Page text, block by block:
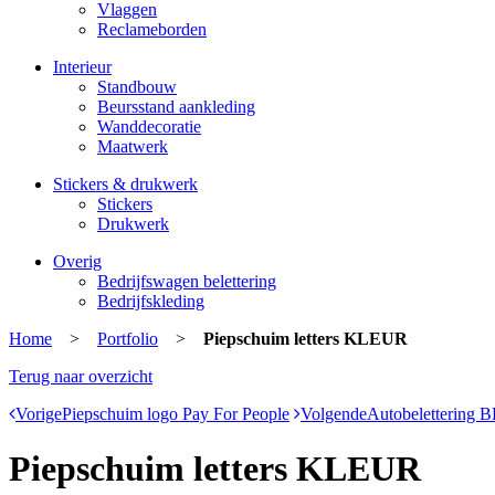
Vlaggen
Reclameborden
Interieur
Standbouw
Beursstand aankleding
Wanddecoratie
Maatwerk
Stickers & drukwerk
Stickers
Drukwerk
Overig
Bedrijfswagen belettering
Bedrijfskleding
Home > Portfolio > Piepschuim letters KLEUR
Terug naar overzicht
VorigePiepschuim logo Pay For People VolgendeAutobelettering
Piepschuim letters KLEUR